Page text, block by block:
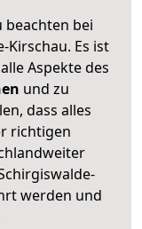
beachten bei
Kirschau. Es ist
Aspekte des
und zu
dass alles
richtigen
werden und